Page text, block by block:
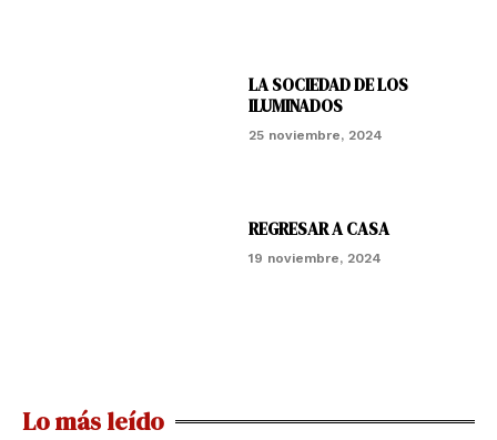
LA SOCIEDAD DE LOS
ILUMINADOS
25 noviembre, 2024
REGRESAR A CASA
19 noviembre, 2024
Lo más leído